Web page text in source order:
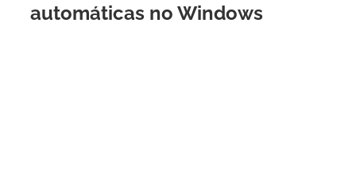
automáticas no Windows